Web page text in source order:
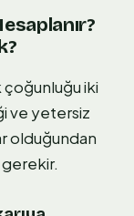
çoğunluğu iki
ve yetersiz
olduğundan